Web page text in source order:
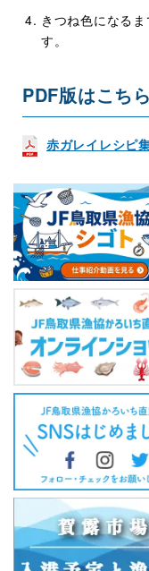
きつね色になる
す。
PDF版はこちら
赤ガレイレシピ